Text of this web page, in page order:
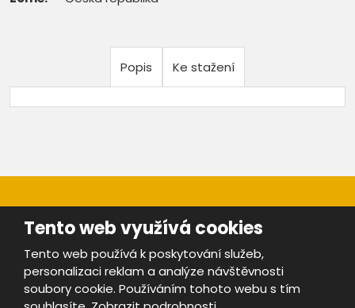
Popis Ke stažení
Mapa stránek |Bezpečnost a ochrana osobních údajů
Podmínky použití
Tento web využívá cookies
Tento web používá k poskytování služeb,
personalizaci reklam a analýze návštěvnosti
soubory cookie. Používáním tohoto webu s tím